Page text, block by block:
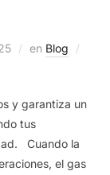
en Blog
y garantiza un
tus
Cuando la
el gas